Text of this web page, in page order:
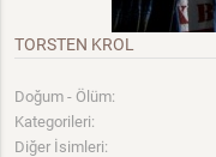
TORSTEN KROL
Doğum - Ölüm:
Kategorileri:
Diğer İsimleri: